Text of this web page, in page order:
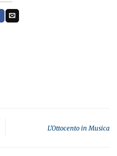
L’Ottocento in Musica